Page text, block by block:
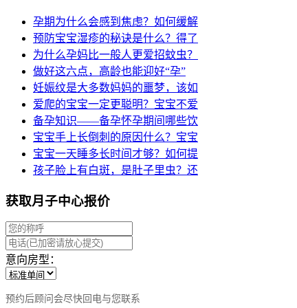
孕期为什么会感到焦虑？如何缓解
预防宝宝湿疹的秘诀是什么？得了
为什么孕妈比一般人更爱招蚊虫？
做好这六点，高龄也能迎好“孕”
妊娠纹是大多数妈妈的噩梦，该如
爱爬的宝宝一定更聪明？宝宝不爱
备孕知识——备孕怀孕期间哪些饮
宝宝手上长倒刺的原因什么？宝宝
宝宝一天睡多长时间才够？如何提
孩子脸上有白斑，是肚子里虫？还
获取月子中心报价
意向房型：
预约后顾问会尽快回电与您联系